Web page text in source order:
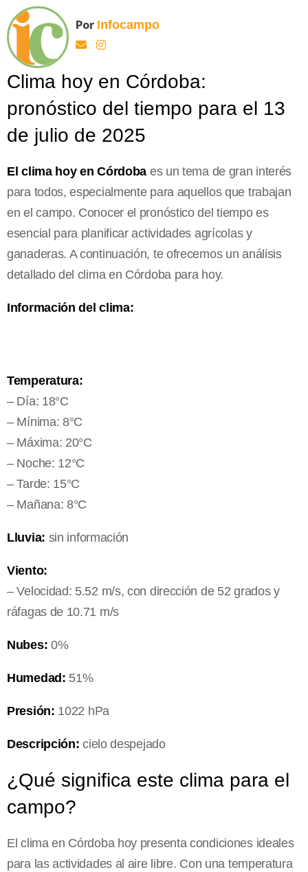
Por Infocampo
Clima hoy en Córdoba:
pronóstico del tiempo para el 13
de julio de 2025
El clima hoy en Córdoba es un tema de gran interés
para todos, especialmente para aquellos que trabajan
en el campo. Conocer el pronóstico del tiempo es
esencial para planificar actividades agrícolas y
ganaderas. A continuación, te ofrecemos un análisis
detallado del clima en Córdoba para hoy.
Información del clima:
Temperatura:
– Día: 18°C
– Mínima: 8°C
– Máxima: 20°C
– Noche: 12°C
– Tarde: 15°C
– Mañana: 8°C
Lluvia: sin información
Viento:
– Velocidad: 5.52 m/s, con dirección de 52 grados y
ráfagas de 10.71 m/s
Nubes: 0%
Humedad: 51%
Presión: 1022 hPa
Descripción: cielo despejado
¿Qué significa este clima para el
campo?
El clima en Córdoba hoy presenta condiciones ideales
para las actividades al aire libre. Con una temperatura